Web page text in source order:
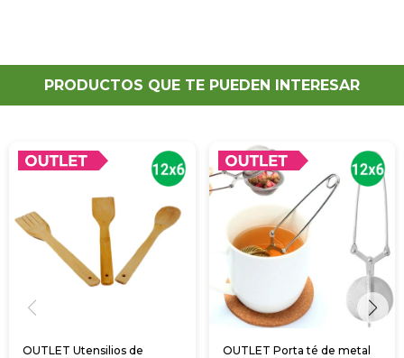
PRODUCTOS QUE TE PUEDEN INTERESAR
OUTLET Utensilios de
OUTLET Porta té de metal